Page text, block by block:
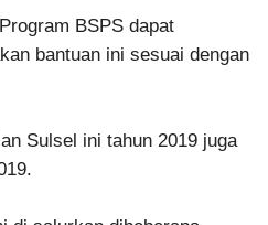
BSPS dapat
bantuan ini sesuai dengan
Sulsel ini tahun 2019 juga